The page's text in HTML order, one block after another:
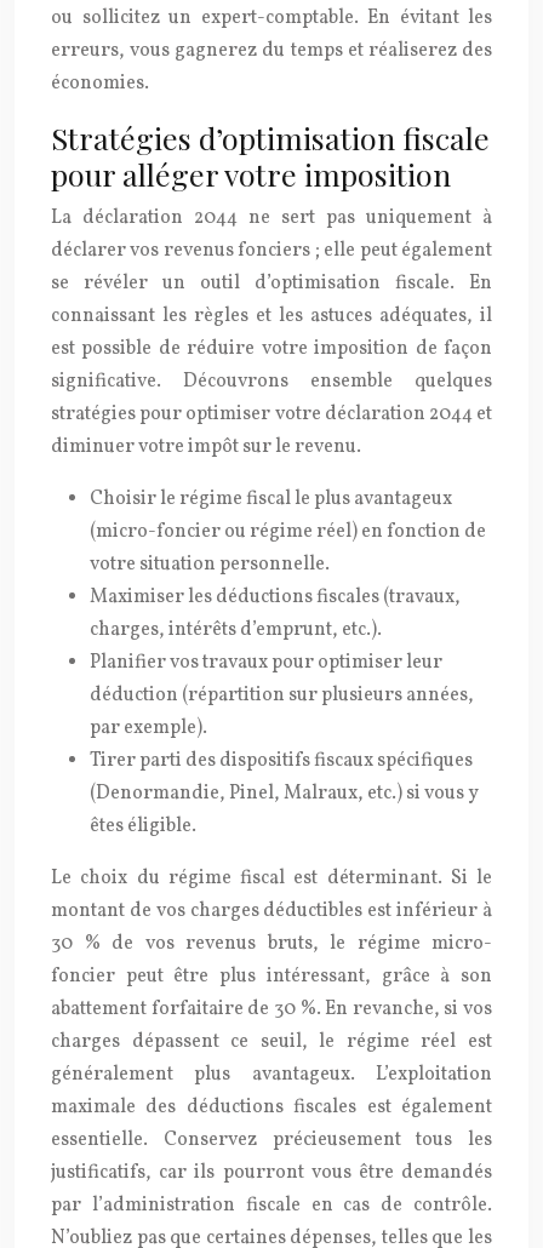
ou sollicitez un expert-comptable. En évitant les
erreurs, vous gagnerez du temps et réaliserez des
économies.
Stratégies d’optimisation fiscale
pour alléger votre imposition
La déclaration 2044 ne sert pas uniquement à
déclarer vos revenus fonciers ; elle peut également
se révéler un outil d’optimisation fiscale. En
connaissant les règles et les astuces adéquates, il
est possible de réduire votre imposition de façon
significative. Découvrons ensemble quelques
stratégies pour optimiser votre déclaration 2044 et
diminuer votre impôt sur le revenu.
Choisir le régime fiscal le plus avantageux
(micro-foncier ou régime réel) en fonction de
votre situation personnelle.
Maximiser les déductions fiscales (travaux,
charges, intérêts d’emprunt, etc.).
Planifier vos travaux pour optimiser leur
déduction (répartition sur plusieurs années,
par exemple).
Tirer parti des dispositifs fiscaux spécifiques
(Denormandie, Pinel, Malraux, etc.) si vous y
êtes éligible.
Le choix du régime fiscal est déterminant. Si le
montant de vos charges déductibles est inférieur à
30 % de vos revenus bruts, le régime micro-
foncier peut être plus intéressant, grâce à son
abattement forfaitaire de 30 %. En revanche, si vos
charges dépassent ce seuil, le régime réel est
généralement plus avantageux. L’exploitation
maximale des déductions fiscales est également
essentielle. Conservez précieusement tous les
justificatifs, car ils pourront vous être demandés
par l’administration fiscale en cas de contrôle.
N’oubliez pas que certaines dépenses, telles que les